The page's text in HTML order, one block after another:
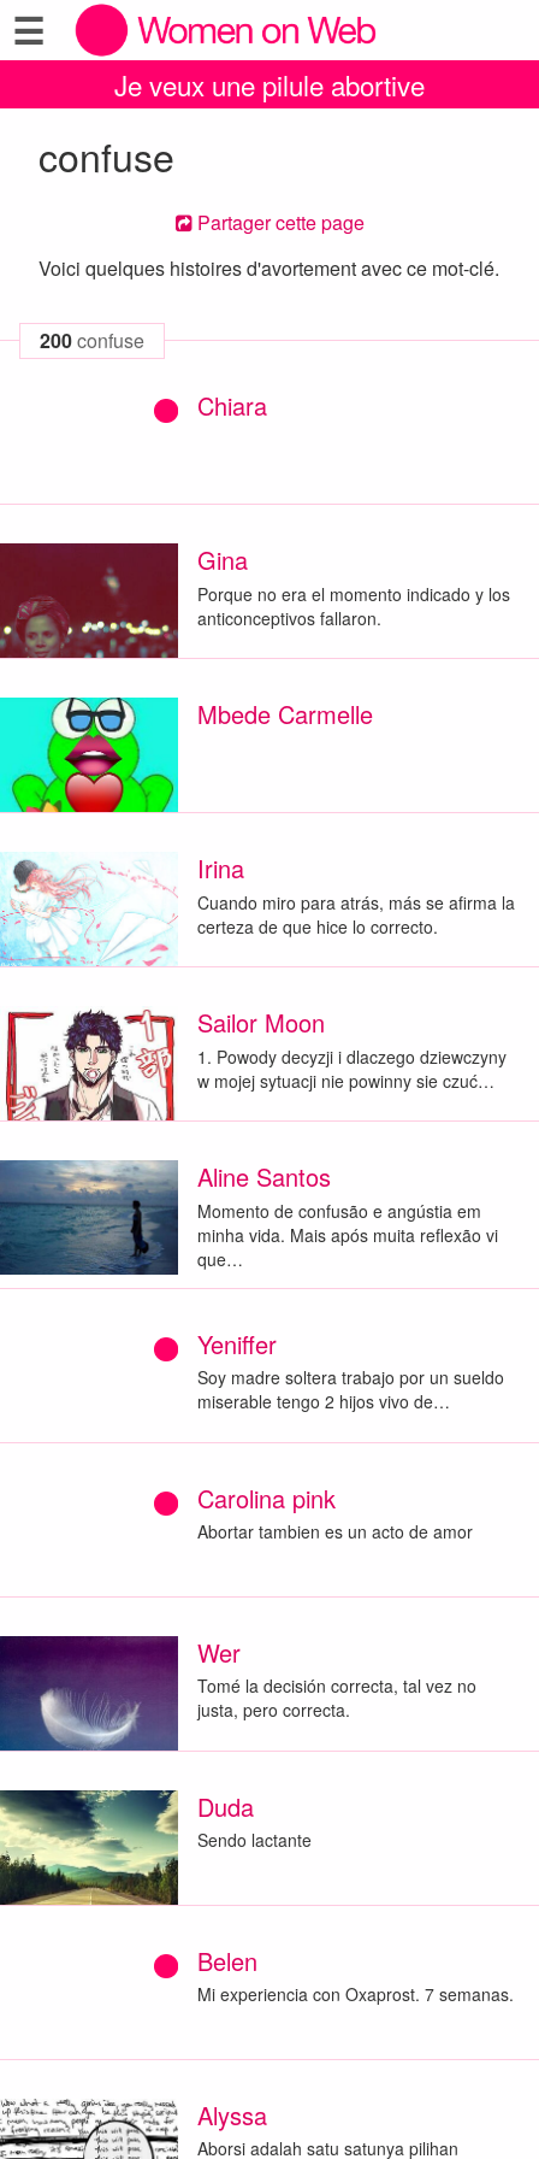
☰
Je veux une pilule abortive
confuse
Partager cette page
Voici quelques histoires d'avortement avec ce mot-clé.
200confuse
Chiara
Gina
Porque no era el momento indicado y los
anticonceptivos fallaron.
Mbede Carmelle
Irina
Cuando miro para atrás, más se afirma la
certeza de que hice lo correcto.
Sailor Moon
1. Powody decyzji i dlaczego dziewczyny
w mojej sytuacji nie powinny sie czuć…
Aline Santos
Momento de confusão e angústia em
minha vida. Mais após muita reflexão vi
que…
Yeniffer
Soy madre soltera trabajo por un sueldo
miserable tengo 2 hijos vivo de…
Carolina pink
Abortar tambien es un acto de amor
Wer
Tomé la decisión correcta, tal vez no
justa, pero correcta.
Duda
Sendo lactante
Belen
Mi experiencia con Oxaprost. 7 semanas.
Alyssa
Aborsi adalah satu satunya pilihan